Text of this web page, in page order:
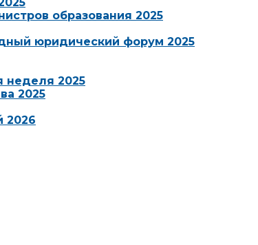
образования 2025
юридический форум 2025
неделя 2025
2025
2026